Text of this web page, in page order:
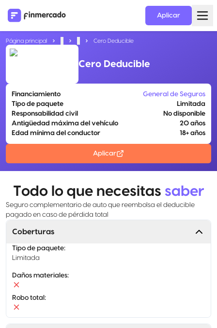
Aplicar
Página principal Cero Deducible
Cero Deducible
Financiamiento
General de Seguros
Tipo de paquete
Limitada
Responsabilidad civil
No disponible
Antigüedad máxima del vehículo
20 años
Edad mínima del conductor
18+ años
Aplicar
Todo lo que necesitas saber
Seguro complementario de auto que reembolsa el deducible
pagado en caso de pérdida total
Coberturas
Tipo de paquete:
Limitada
Daños materiales:
Robo total :